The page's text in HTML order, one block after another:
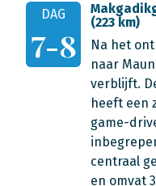
DAG
7-8
(223 km)
Na het
naar
verblijft.
heeft een
game-
centraal
en omvat